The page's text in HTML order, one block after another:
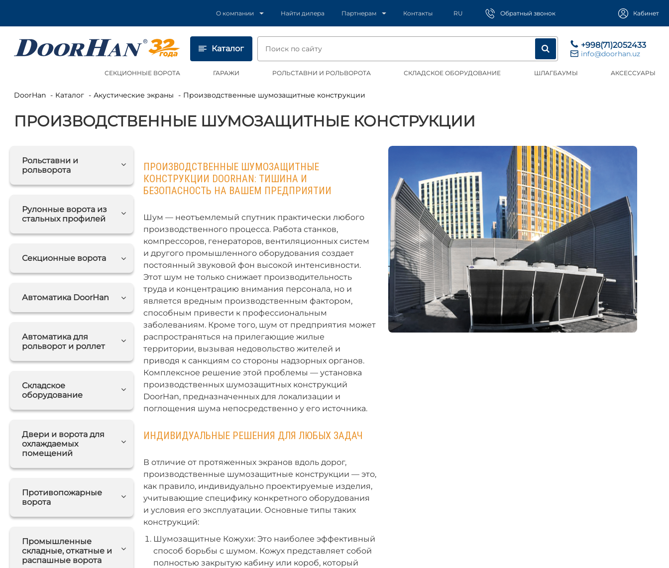
О компании Найти дилера Партнерам Контакты RU Обратный звонок Кабинет
Каталог +998(71)2052433
info@doorhan.uz
СЕКЦИОННЫЕ ВОРОТА ГАРАЖИ РОЛЬСТАВНИ И РОЛЬВОРОТА СКЛАДСКОЕ ОБОРУДОВАНИЕ ШЛАГБАУМЫ АКСЕССУАРЫ
DoorHan Каталог Акустические экраны Производственные шумозащитные конструкции
ПРОИЗВОДСТВЕННЫЕ ШУМОЗАЩИТНЫЕ КОНСТРУКЦИИ
Рольставни и
рольворота
Рулонные ворота из
стальных профилей
Секционные ворота
Автоматика DoorHan
Автоматика для
рольворот и роллет
Складское
оборудование
Двери и ворота для
охлаждаемых
помещений
Противопожарные
ворота
Промышленные
складные, откатные и
распашные ворота
ПРОИЗВОДСТВЕННЫЕ ШУМОЗАЩИТНЫЕ
КОНСТРУКЦИИ DOORHAN: ТИШИНА И
БЕЗОПАСНОСТЬ НА ВАШЕМ ПРЕДПРИЯТИИ
Шум — неотъемлемый спутник практически любого
производственного процесса. Работа станков,
компрессоров, генераторов, вентиляционных систем
и другого промышленного оборудования создает
постоянный звуковой фон высокой интенсивности.
Этот шум не только снижает производительность
труда и концентрацию внимания персонала, но и
является вредным производственным фактором,
способным привести к профессиональным
заболеваниям. Кроме того, шум от предприятия может
распространяться на прилегающие жилые
территории, вызывая недовольство жителей и
приводя к санкциям со стороны надзорных органов.
Комплексное решение этой проблемы — установка
производственных шумозащитных конструкций
DoorHan, предназначенных для локализации и
поглощения шума непосредственно у его источника.
ИНДИВИДУАЛЬНЫЕ РЕШЕНИЯ ДЛЯ ЛЮБЫХ ЗАДАЧ
В отличие от протяженных экранов вдоль дорог,
производственные шумозащитные конструкции — это,
как правило, индивидуально проектируемые изделия,
учитывающие специфику конкретного оборудования
и условия его эксплуатации. Основные типы таких
конструкций:
Шумозащитные Кожухи: Это наиболее эффективный
способ борьбы с шумом. Кожух представляет собой
полностью закрытую кабину или короб, который